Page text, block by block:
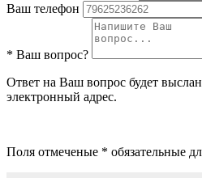
Ваш телефон
* Ваш вопрос?
Ответ на Ваш вопрос будет
электронный адрес.
Поля отмеченые * обязательные